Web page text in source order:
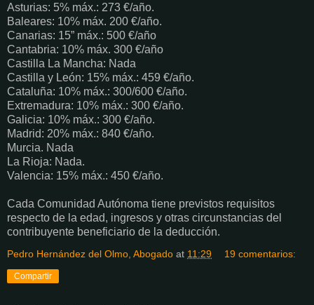
Asturias: 5% máx.: 273 €/año.
Baleares: 10% máx. 200 €/año.
Canarias: 15” máx.: 500 €/año
Cantabria: 10% máx. 300 €/año
Castilla La Mancha: Nada
Castilla y León: 15% máx.: 459 €/año.
Cataluña: 10% máx.: 300/600 €/año.
Extremadura: 10% máx.: 300 €/año.
Galicia: 10% máx.: 300 €/año.
Madrid: 20% máx.: 840 €/año.
Murcia. Nada
La Rioja: Nada.
Valencia: 15% máx.: 450 €/año.
Cada Comunidad Autónoma tiene previstos requisitos
respecto de la edad, ingresos y otras circunstancias del
contribuyente beneficiario de la deducción.
Pedro Hernández del Olmo, Abogado at 11:29 19 comentarios:
Compartir